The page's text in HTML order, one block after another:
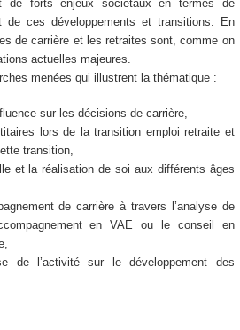
de forts enjeux sociétaux en termes de
de ces développements et transitions. En
de carrière et les retraites sont, comme on
actuelles majeures.
menées qui illustrent la thématique :
sur les décisions de carrière,
lors de la transition emploi retraite et
transition,
et la réalisation de soi aux différents âges
de carrière à travers l’analyse de
en VAE ou le conseil en
de l’activité sur le développement des